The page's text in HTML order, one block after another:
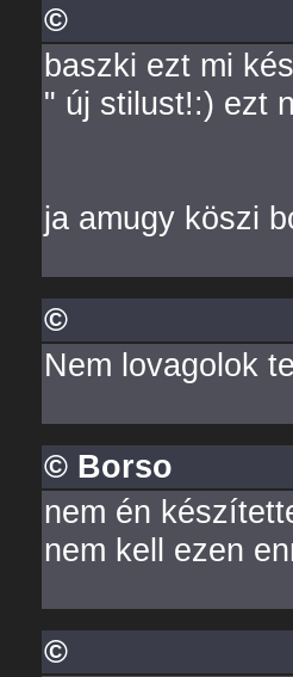
©
baszki ezt mi
" új stilust!:) ezt
ja amugy köszi
©
Nem lovagolok
© Borso
nem én
nem kell ezen
©